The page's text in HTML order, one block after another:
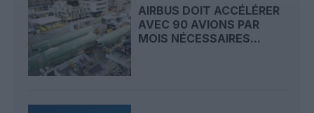
AIRBUS DOIT ACCÉLÉRER
AVEC 90 AVIONS PAR
MOIS NÉCESSAIRES...